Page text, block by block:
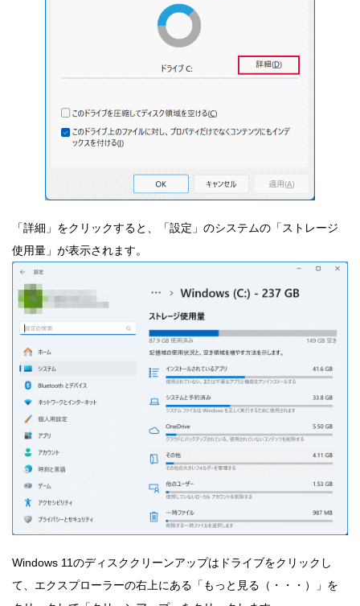
「詳細」をクリックすると、「設定」のシステムの「ストレージ
使用量」が表示されます。
Windows 11のディスククリーンアップはドライブをクリックし
て、エクスプローラーの右上にある「もっと見る（・・・）」を